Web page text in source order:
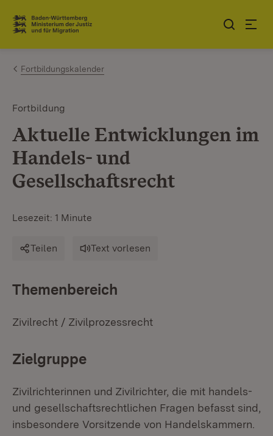
Zum Inhalt springen
Link zur Startseite
Fortbildungskalender
Fortbildung
Aktuelle Entwicklungen im
Handels- und
Gesellschaftsrecht
Lesezeit: 1 Minute
Teilen Text vorlesen
Themenbereich
Zivilrecht / Zivilprozessrecht
Zielgruppe
Zivilrichterinnen und Zivilrichter, die mit handels-
und gesellschaftsrechtlichen Fragen befasst sind,
insbesondere Vorsitzende von Handelskammern.